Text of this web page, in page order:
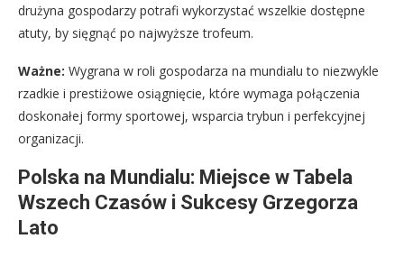
drużyna gospodarzy potrafi wykorzystać wszelkie dostępne
atuty, by sięgnąć po najwyższe trofeum.
Ważne: Wygrana w roli gospodarza na mundialu to niezwykle
rzadkie i prestiżowe osiągnięcie, które wymaga połączenia
doskonałej formy sportowej, wsparcia trybun i perfekcyjnej
organizacji.
Polska na Mundialu: Miejsce w Tabela
Wszech Czasów i Sukcesy Grzegorza
Lato